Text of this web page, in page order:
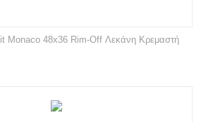
Monaco 48x36 Rim-Off Λεκάνη Κρεμαστή